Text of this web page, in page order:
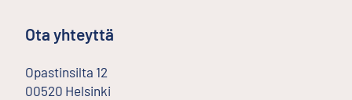
Ota yhteyttä
Opastinsilta 12
00520 Helsinki